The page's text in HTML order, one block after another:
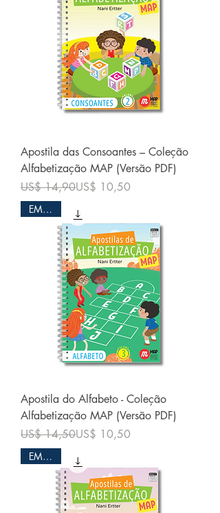
Apostila das Consoantes – Coleção
Alfabetização MAP (Versão PDF)
Preço normal
US$ 14,90
Preço promocional
US$ 10,50
EM PDF
Apostila do Alfabeto - Coleção
Alfabetização MAP (Versão PDF)
Preço normal
US$ 14,50
Preço promocional
US$ 10,50
EM PDF